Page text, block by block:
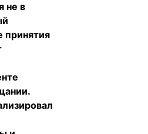
не в
принятия